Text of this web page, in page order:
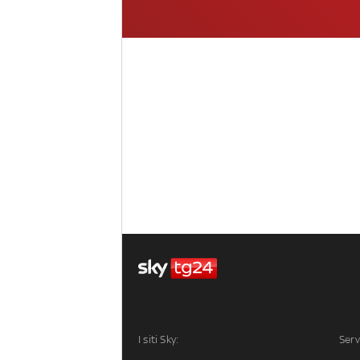
I siti Sky: